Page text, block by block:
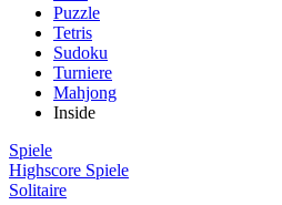
Puzzle
Tetris
Sudoku
Turniere
Mahjong
Inside
Spiele
Highscore Spiele
Solitaire